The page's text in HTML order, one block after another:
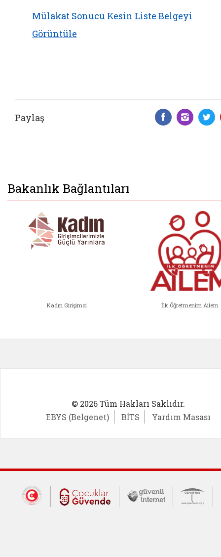
Mülakat Sonucu Kesin Liste Belgeyi
Görüntüle
Paylaş
Bakanlık Bağlantıları
Kadın Girişimci İlk Öğretmenim Ailem
© 2026 Tüm Hakları Saklıdır.
EBYS (Belgenet)
BİTS Yardım Masası
Dış Bağlantılar
Cumhurbaşkanlığı İletişim Merkezi
Çocuklar Güvende (yeni
Güvenli